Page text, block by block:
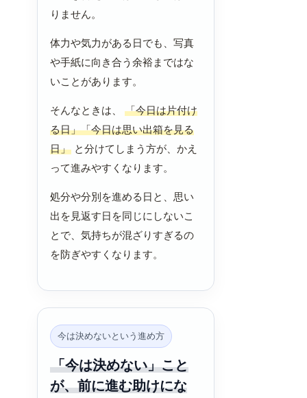
りません。
体力や気力がある日でも、写真
や手紙に向き合う余裕まではな
いことがあります。
そんなときは、「今日は片付け
る日」「今日は思い出箱を見る
日」 と分けてしまう方が、かえ
って進みやすくなります。
処分や分別を進める日と、思い
出を見返す日を同じにしないこ
とで、気持ちが混ざりすぎるの
を防ぎやすくなります。
今は決めないという進め方
「今は決めない」こと
が、前に進む助けにな